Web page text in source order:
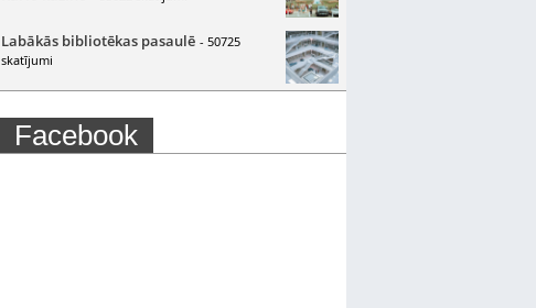
Labākās bibliotēkas pasaulē - 50725
skatījumi
Facebook